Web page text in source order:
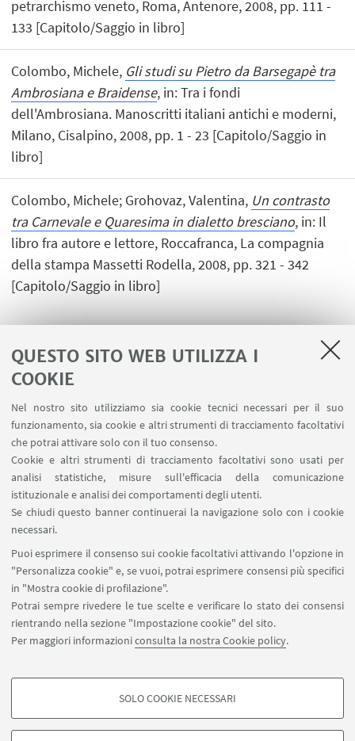
QUESTO SITO WEB UTILIZZA I
COOKIE
Nel nostro sito utilizziamo sia cookie tecnici necessari per il suo
funzionamento, sia cookie e altri strumenti di tracciamento facoltativi
che potrai attivare solo con il tuo consenso.
Cookie e altri strumenti di tracciamento facoltativi sono usati per
analisi statistiche, misure sull'efficacia della comunicazione
istituzionale e analisi dei comportamenti degli utenti.
Se chiudi questo banner continuerai la navigazione solo con i cookie
necessari.
Puoi esprimere il consenso sui cookie facoltativi attivando l'opzione in
"Personalizza cookie" e, se vuoi, potrai esprimere consensi più specifici
in "Mostra cookie di profilazione".
Potrai sempre rivedere le tue scelte e verificare lo stato dei consensi
rientrando nella sezione "Impostazione cookie" del sito.
Per maggiori informazioniconsulta la nostra Cookie policy.
COOKIE DI PROFILAZIONE - FACOLTATIVI
SOLO COOKIE NECESSARI
petrarchismo veneto, Roma, Antenore, 2008, pp. 111 -
133 [Capitolo/Saggio in libro]
Colombo, Michele, Gli studi su Pietro da Barsegapè tra
Ambrosiana e Braidense, in: Tra i fondi
dell'Ambrosiana. Manoscritti italiani antichi e moderni,
Milano, Cisalpino, 2008, pp. 1 - 23 [Capitolo/Saggio in
libro]
Colombo, Michele; Grohovaz, Valentina, Un contrasto
tra Carnevale e Quaresima in dialetto bresciano, in: Il
libro fra autore e lettore, Roccafranca, La compagnia
della stampa Massetti Rodella, 2008, pp. 321 - 342
[Capitolo/Saggio in libro]
1 2 3 4
LINK UTILI
Contatti
Area riservata
SEGUI UNIBO SU:
APP:
©Copyright 2026 - ALMA MATER STUDIORUM - Università di